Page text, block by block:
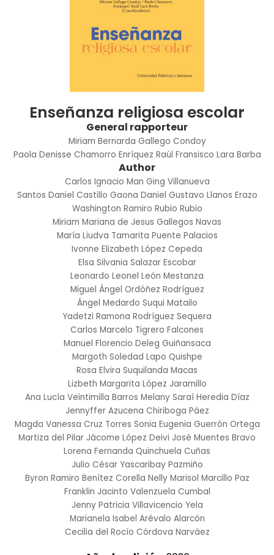
Enseñanza religiosa escolar
General rapporteur
Miriam Bernarda Gallego Condoy
Paola Denisse Chamorro Enríquez Raúl Fransisco Lara Barba
Author
Carlos Ignacio Man Ging Villanueva
Santos Daniel Castillo Gaona Daniel Gustavo Llanos Erazo
Washington Ramiro Rubio Rubio
Miriam Mariana de Jesus Gallegos Navas
María Liudva Tamarita Puente Palacios
Ivonne Elizabeth López Cepeda
Elsa Silvania Salazar Escobar
Leonardo Leonel León Mestanza
Miguel Ángel Ordóñez Rodríguez
Ángel Medardo Suqui Matailo
Yadetzi Ramona Rodríguez Sequera
Carlos Marcelo Tigrero Falcones
Manuel Florencio Deleg Guiñansaca
Margoth Soledad Lapo Quishpe
Rosa Elvira Suquilanda Macas
Lizbeth Margarita López Jaramillo
Ana Lucía Veintimilla Barros Melany Saraí Heredia Díaz
Jennyffer Azucena Chiriboga Páez
Magda Vanessa Cruz Torres Sonia Eugenia Guerrón Ortega
Martiza del Pilar Jácome López Deivi José Muentes Bravo
Lorena Fernanda Quinchuela Cuñas
Julio César Yascaribay Pazmiño
Byron Ramiro Benítez Corella Nelly Marisol Marcillo Paz
Franklin Jacinto Valenzuela Cumbal
Jenny Patricia Villavicencio Yela
Marianela Isabel Arévalo Alarcón
Cecilia del Rocío Córdova Narváez